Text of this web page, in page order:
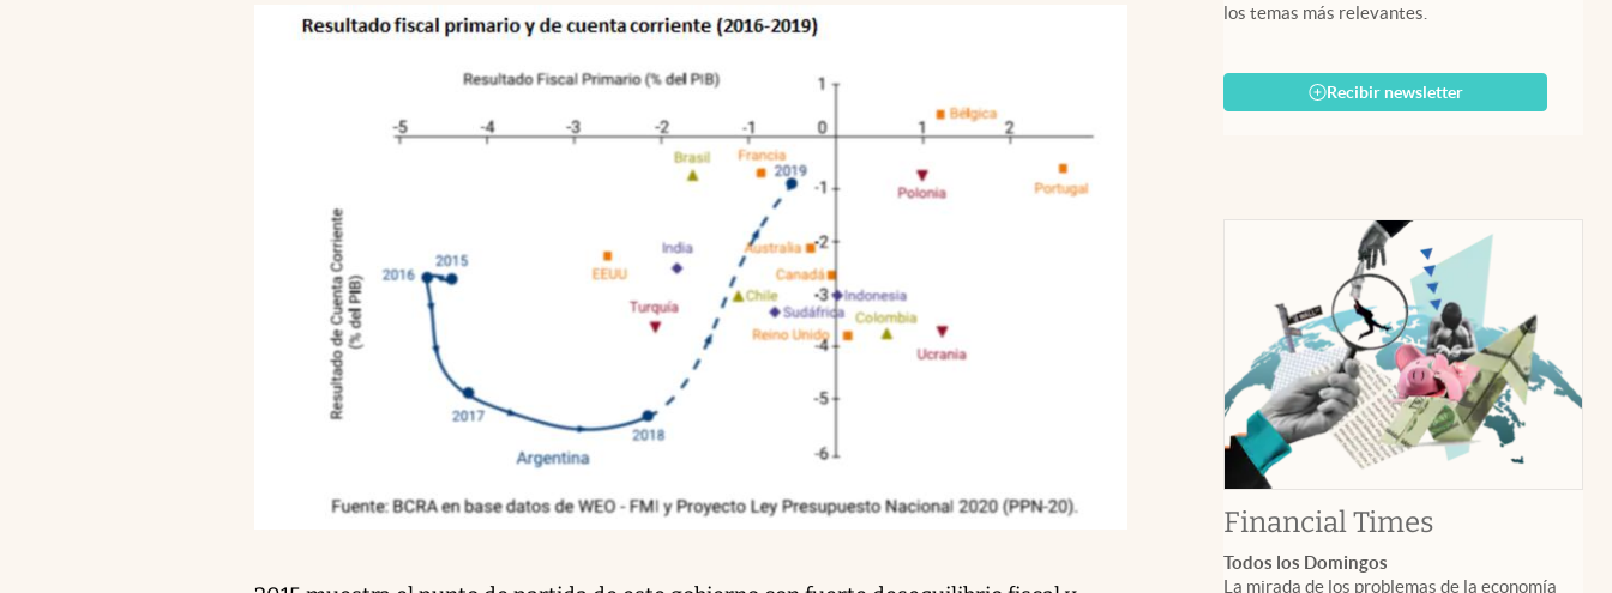
los temas más relevantes.
Recibir newsletter
Financial Timesabre en
Todos los Domingos
La mirada de los problemas de la economía